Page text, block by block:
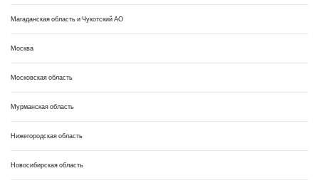
Магаданская область и Чукотский АО
Москва
Московская область
Мурманская область
Нижегородская область
Новосибирская область